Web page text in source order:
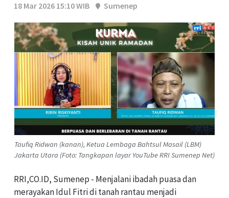
18 Mar 2026 15:10 WIB
Sumenep
Taufiq Ridwan (kanan), Ketua Lembaga Bahtsul Masail (LBM)
Jakarta Utara (Foto: Tangkapan layar YouTube RRI Sumenep Net)
RRI,CO.ID, Sumenep - Menjalani ibadah puasa dan
merayakan Idul Fitri di tanah rantau menjadi